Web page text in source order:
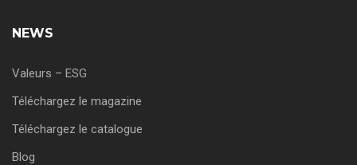
NEWS
Valeurs – ESG
Téléchargez le magazine
Téléchargez le catalogue
Blog